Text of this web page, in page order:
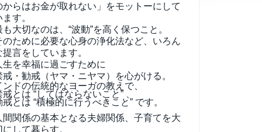
からはお金が取れない」をモットーにして
す。
も大切なのは、“波動”を高く保つこと。
のために必要な心身の浄化法など、いろん
提言をしています。
生を幸福に過ごすために
戒・勧戒（ヤマ・ニヤマ）を心がける。
ンドの伝統的なヨーガの教えで、
戒とは “してはならないこと” 、
戒とは “積極的に行うべきこと” です。
間関係の基本となる夫婦関係、子育てを大
にして暮らす。